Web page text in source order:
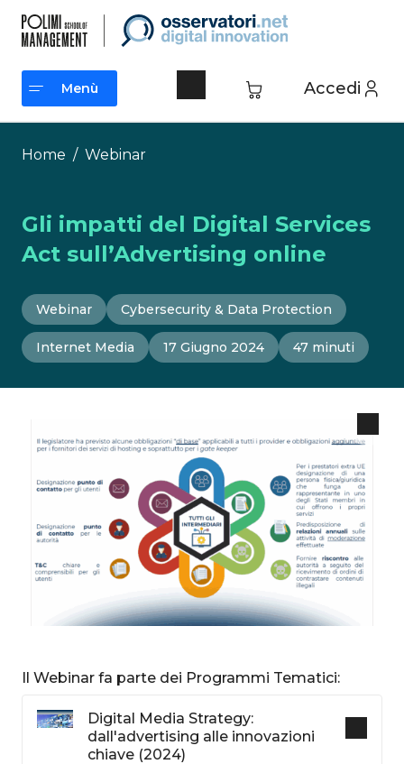
contenuto
Accedi
Menù
Menù
Home / Webinar
Gli impatti del Digital Services
Act sull’Advertising online
Webinar Cybersecurity & Data Protection
Internet Media 17 Giugno 2024 47 minuti
Il Webinar fa parte dei Programmi Tematici:
Digital Media Strategy:
dall'advertising alle innovazioni
chiave (2024)